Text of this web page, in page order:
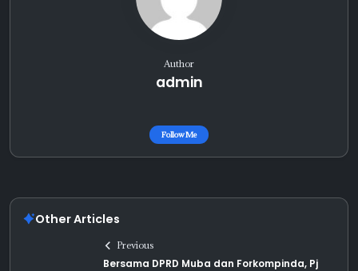
Author
admin
Follow Me
Other Articles
Previous
Bersama DPRD Muba dan Forkompinda, Pj